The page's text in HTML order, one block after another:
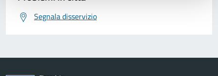
Segnala disservizio